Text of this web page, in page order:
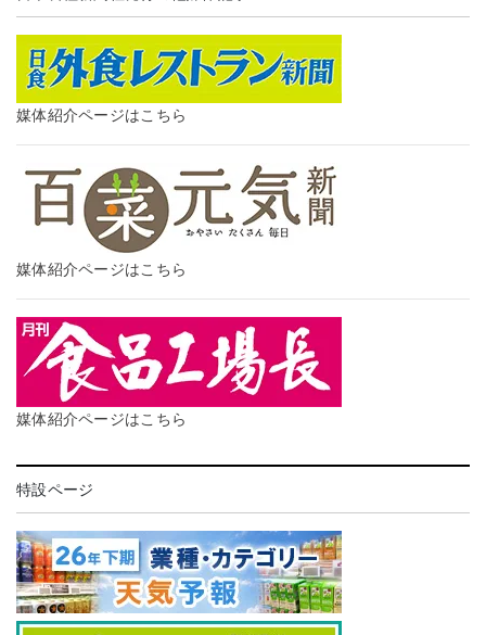
媒体紹介ページはこちら
媒体紹介ページはこちら
媒体紹介ページはこちら
特設ページ